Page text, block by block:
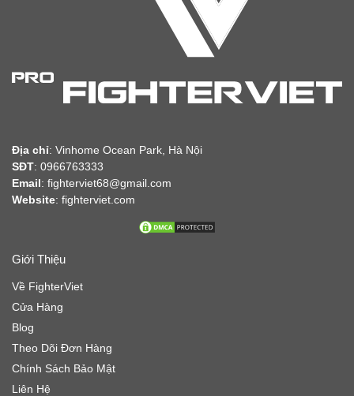
Địa chỉ: Vinhome Ocean Park, Hà Nội
SĐT: 0966763333
Email: fighterviet68@gmail.com
Website: fighterviet.com
Giới Thiệu
Về FighterViet
Cửa Hàng
Blog
Theo Dõi Đơn Hàng
Chính Sách Bảo Mật
Liên Hệ